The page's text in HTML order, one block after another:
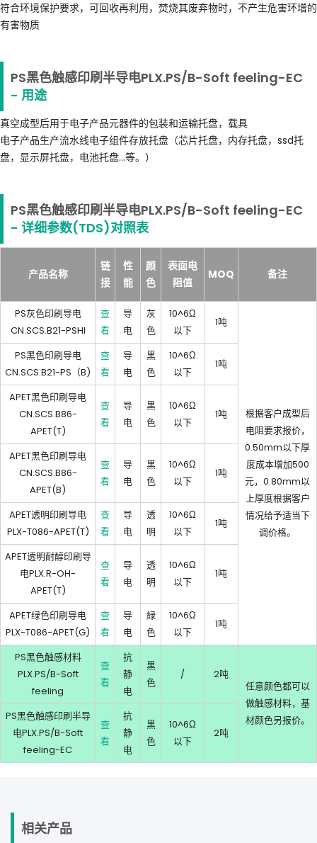
符合环境保护要求，可回收再利用，焚烧其废弃物时，不产生危害环增的
有害物质
PS黑色触感印刷半导电PLX.PS/B-Soft feeling-EC
- 用途
真空成型后用于电子产品元器件的包装和运输托盘，载具
电子产品生产流水线电子组件存放托盘（芯片托盘，内存托盘，ssd托
盘，显示屏托盘，电池托盘...等。）
PS黑色触感印刷半导电PLX.PS/B-Soft feeling-EC
- 详细参数(TDS)对照表
产品名称
链
接
性
能
颜
色
表面电
阻值
MOQ 备注
PS灰色印刷导电
CN.SCS.B21-PSHI
查
看
导
电
灰
色
10^6Ω
以下
1吨
根据客户成型后
电阻要求报价，
0.50mm以下厚
度成本增加500
元，0.80mm以
上厚度根据客户
情况给予适当下
调价格。
PS黑色印刷导电
CN.SCS.B21-PS（B)
查
看
导
电
黒
色
10^6Ω
以下
1吨
APET黑色印刷导电
CN.SCS.B86-
APET(T)
查
看
导
电
黒
色
10^6Ω
以下
1吨
APET黑色印刷导电
CN.SCS.B86-
APET(B)
查
看
导
电
黒
色
10^6Ω
以下
1吨
APET透明印刷导电
PLX-T086-APET(T)
查
看
导
电
透
明
10^6Ω
以下
1吨
APET透明耐醇印刷导
电PLX.R-OH-
APET(T)
查
看
导
电
透
明
10^6Ω
以下
1吨
APET绿色印刷导电
PLX-T086-APET(G)
查
看
导
电
緑
色
10^6Ω
以下
1吨
PS黑色触感材料
PLX.PS/B-Soft
feeling
查
看
抗
静
电
黒
色
/
2吨
任意颜色都可以
做触感材料，基
材颜色另报价。
PS黑色触感印刷半导
电PLX.PS/B-Soft
feeling-EC
查
看
抗
静
电
黒
色
10^6Ω
以下
2吨
相关产品